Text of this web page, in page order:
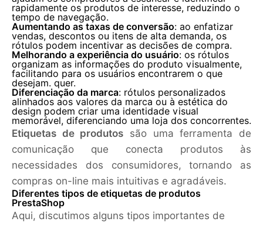
rapidamente os produtos de interesse, reduzindo o
tempo de navegação.
Aumentando as taxas de conversão: ao enfatizar
vendas, descontos ou itens de alta demanda, os
rótulos podem incentivar as decisões de compra.
Melhorando a experiência do usuário: os rótulos
organizam as informações do produto visualmente,
facilitando para os usuários encontrarem o que
desejam. quer.
Diferenciação da marca: rótulos personalizados
alinhados aos valores da marca ou à estética do
design podem criar uma identidade visual
memorável, diferenciando uma loja dos concorrentes.
Etiquetas de produtos são uma ferramenta de
comunicação que conecta produtos às
necessidades dos consumidores, tornando as
compras on-line mais intuitivas e agradáveis.
Diferentes tipos de etiquetas de produtos
PrestaShop
Aqui, discutimos alguns tipos importantes de